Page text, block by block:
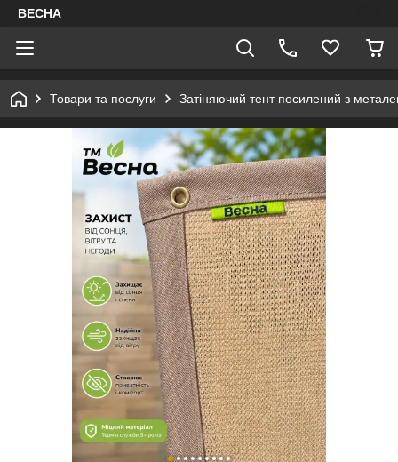
ВЕСНА
Товари та послуги Затіняючий тент посилений з